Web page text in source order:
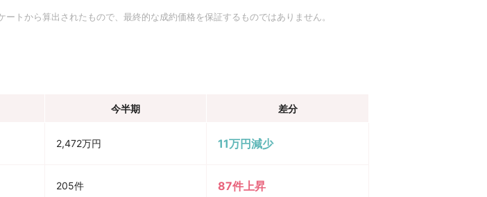
トから算出されたもので、最終的な成約価格を保証するものではありません。
今半期 差分
2,472万円 11万円減少
205件 87件上昇